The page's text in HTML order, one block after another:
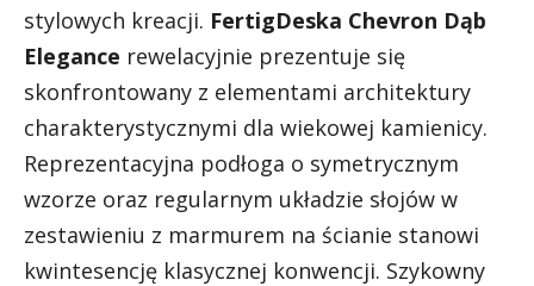
stylowych kreacji. FertigDeska Chevron Dąb
Elegance rewelacyjnie prezentuje się
skonfrontowany z elementami architektury
charakterystycznymi dla wiekowej kamienicy.
Reprezentacyjna podłoga o symetrycznym
wzorze oraz regularnym układzie słojów w
zestawieniu z marmurem na ścianie stanowi
kwintesencję klasycznej konwencji. Szykowny